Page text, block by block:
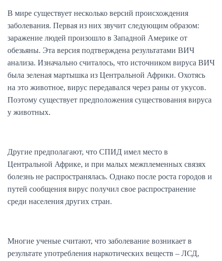
В мире существует несколько версий происхождения
заболевания. Первая из них звучит следующим образом:
заражение людей произошло в Западной Америке от
обезьяны. Эта версия подтверждена результатами ВИЧ
анализа. Изначально считалось, что источником вируса ВИЧ
была зеленая мартышка из Центральной Африки. Охотясь
на это животное, вирус передавался через раны от укусов.
Поэтому существует предположения существования вируса
у животных.
Другие предполагают, что СПИД имел место в
Центральной Африке, и при малых межплеменных связях
болезнь не распространялась. Однако после роста городов и
путей сообщения вирус получил свое распространение
среди населения других стран.
Многие ученые считают, что заболевание возникает в
результате употребления наркотических веществ – ЛСД,